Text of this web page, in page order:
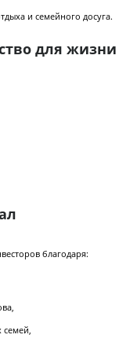
и семейного досуга.
для жизни
благодаря: